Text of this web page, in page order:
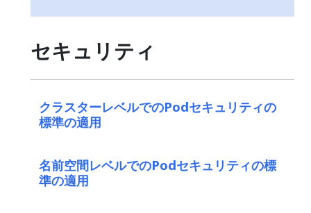
セキュリティ
クラスターレベルでのPodセキュリティの
標準の適用
名前空間レベルでのPodセキュリティの標
準の適用